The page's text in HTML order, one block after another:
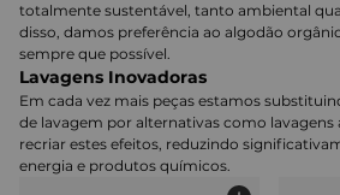
totalmente sustentável, tanto ambiental
disso, damos preferência ao algodão
sempre que possível.
Lavagens Inovadoras
Em cada vez mais peças estamos
de lavagem por alternativas como lavagens
recriar estes efeitos, reduzindo
energia e produtos químicos.